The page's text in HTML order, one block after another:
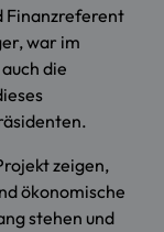
Finanzreferent
war im
die
zeigen,
ökonomische
stehen und